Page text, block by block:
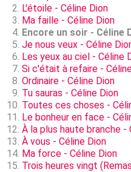
L'étoile - Céline Dion
Ma faille - Céline Dion
Encore un soir - Céline
Je nous veux - Céline
Les yeux au ciel - Céline
Si c'était à refaire -
Ordinaire - Céline Dion
Tu sauras - Céline Dion
Toutes ces choses -
Le bonheur en face -
À la plus haute branche -
À vous - Céline Dion
Ma force - Céline Dion
Trois heures vingt